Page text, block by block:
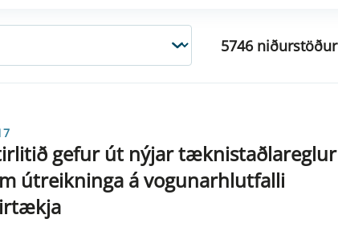
5746 niðurstöður
gefur út nýjar tæknistaðlareglur
útreikninga á vogunarhlutfalli